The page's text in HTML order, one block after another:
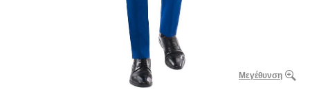
Μεγέθυνση